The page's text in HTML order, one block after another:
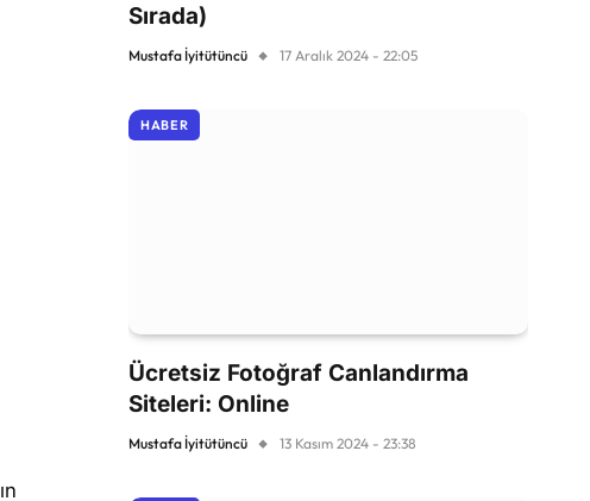
Sırada)
Mustafa İyitütüncü 17 Aralık 2024 - 22:05
HABER
Ücretsiz Fotoğraf Canlandırma
Siteleri: Online
Mustafa İyitütüncü 13 Kasım 2024 - 23:38